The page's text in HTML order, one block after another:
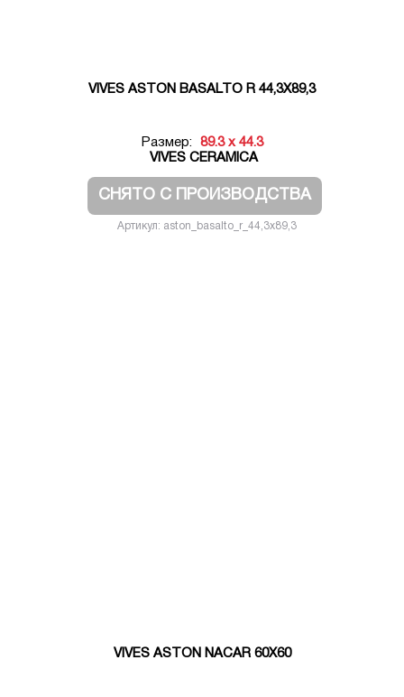
VIVES ASTON BASALTO R 44,3X89,3
Размер:
89.3 x 44.3
VIVES CERAMICA
СНЯТО С ПРОИЗВОДСТВА
Артикул: aston_basalto_r_44,3x89,3
VIVES ASTON NACAR 60X60